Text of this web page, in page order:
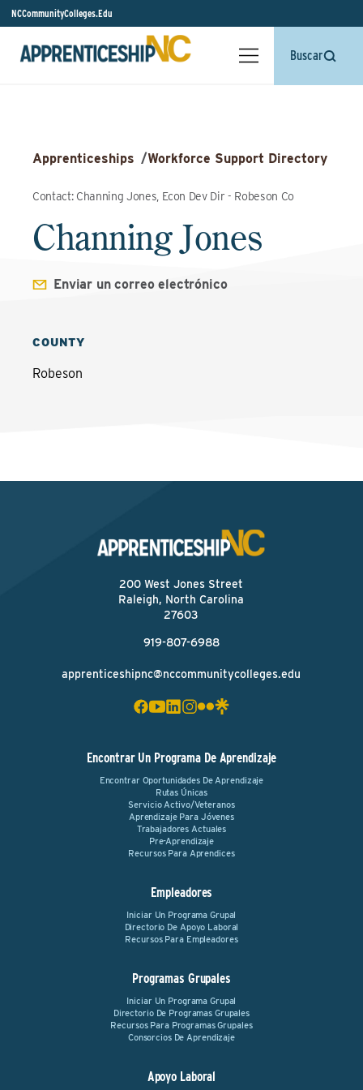
NCCommunityColleges.Edu
Buscar
Apprenticeships /Workforce Support Directory
Contact: Channing Jones, Econ Dev Dir - Robeson Co
Channing Jones
Enviar un correo electrónico
COUNTY
Robeson
200 West Jones Street
Raleigh, North Carolina
27603
919-807-6988
apprenticeshipnc@nccommunitycolleges.edu
Encontrar Un Programa De Aprendizaje
Encontrar Oportunidades De Aprendizaje
Rutas Únicas
Servicio Activo/Veteranos
Aprendizaje Para Jóvenes
Trabajadores Actuales
Pre-Aprendizaje
Recursos Para Aprendices
Empleadores
Iniciar Un Programa Grupal
Directorio De Apoyo Laboral
Recursos Para Empleadores
Programas Grupales
Iniciar Un Programa Grupal
Directorio De Programas Grupales
Recursos Para Programas Grupales
Consorcios De Aprendizaje
Apoyo Laboral